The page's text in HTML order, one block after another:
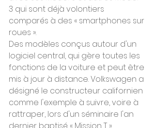
3 qui sont déjà volontiers
comparés à des « smartphones sur
roues ».
Des modèles conçus autour d'un
logiciel central, qui gère toutes les
fonctions de la voiture et peut être
mis à jour à distance. Volkswagen a
désigné le constructeur californien
comme l'exemple à suivre, voire à
rattraper, lors d'un séminaire l'an